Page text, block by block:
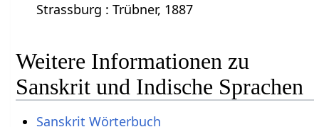
Strassburg : Trübner, 1887
Weitere Informationen zu
Sanskrit und Indische Sprachen
Sanskrit Wörterbuch